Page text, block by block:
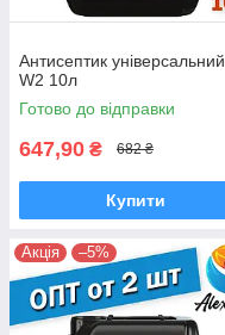
Антисептик універсальний
W2 10л
Готово до відправки
647,90 ₴ 682 ₴
Купити
Акція –5%